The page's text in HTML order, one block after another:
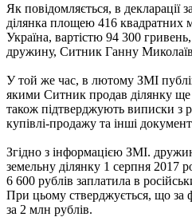
Як повідомляється, в декларації
ділянка площею 416 квадратних
Україна, вартістю 94 300
дружину, Ситник Ганну
У той же час, в лютому ЗМІ
якими Ситник продав ділянку
також підтверджують виписки з
купівлі-продажу та інші
Згідно з інформацією ЗМІ.
земельну ділянку 1 серпня 2017
6 600 рублів заплатила в
При цьому стверджується, що за
за 2 млн рублів.